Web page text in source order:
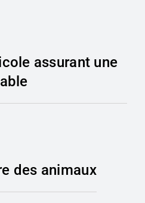
assurant une
des animaux